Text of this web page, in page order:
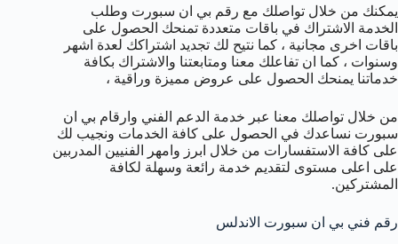
يمكنك من خلال تواصلك مع رقم بي ان سبورت وطلب
الخدمة الاشتراك في باقات متعددة تمنحك الحصول على
باقات اخرى مجانية ، كما نتيح لك تجديد اشتراكك لعدة اشهر
وسنوات ، كما ان تفاعلك معنا ومتابعتنا والاشتراك بكافة
خدماتنا يمنحك الحصول على عروض مميزة وراقية ،
من خلال تواصلك معنا عبر خدمة الدعم الفني وارقام بي ان
سبورت نساعدك في الحصول على كافة الخدمات ونجيب لك
على كافة الاستفسارات من خلال ابرز وامهر الفنيين المدربين
على اعلى مستوى لتقديم خدمة رائعة وسهلة لكافة
المشتركين.
رقم فني بي ان سبورت الاندلس